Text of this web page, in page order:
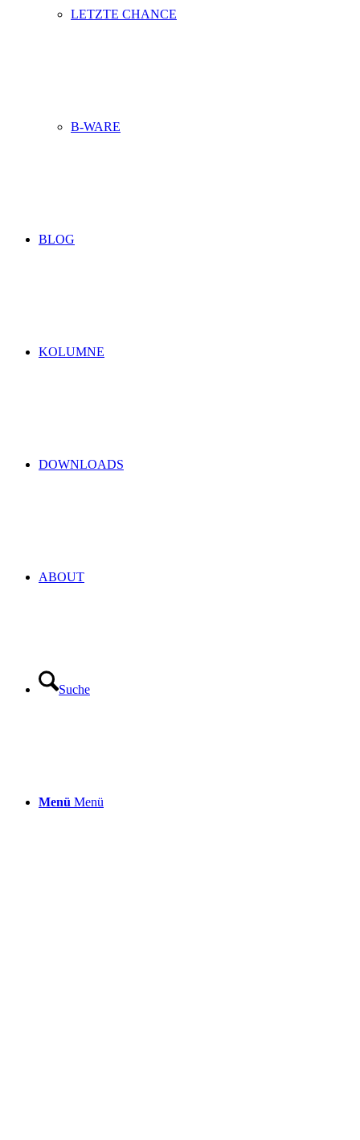
LETZTE CHANCE
B-WARE
BLOG
KOLUMNE
DOWNLOADS
ABOUT
Suche
Menü Menü